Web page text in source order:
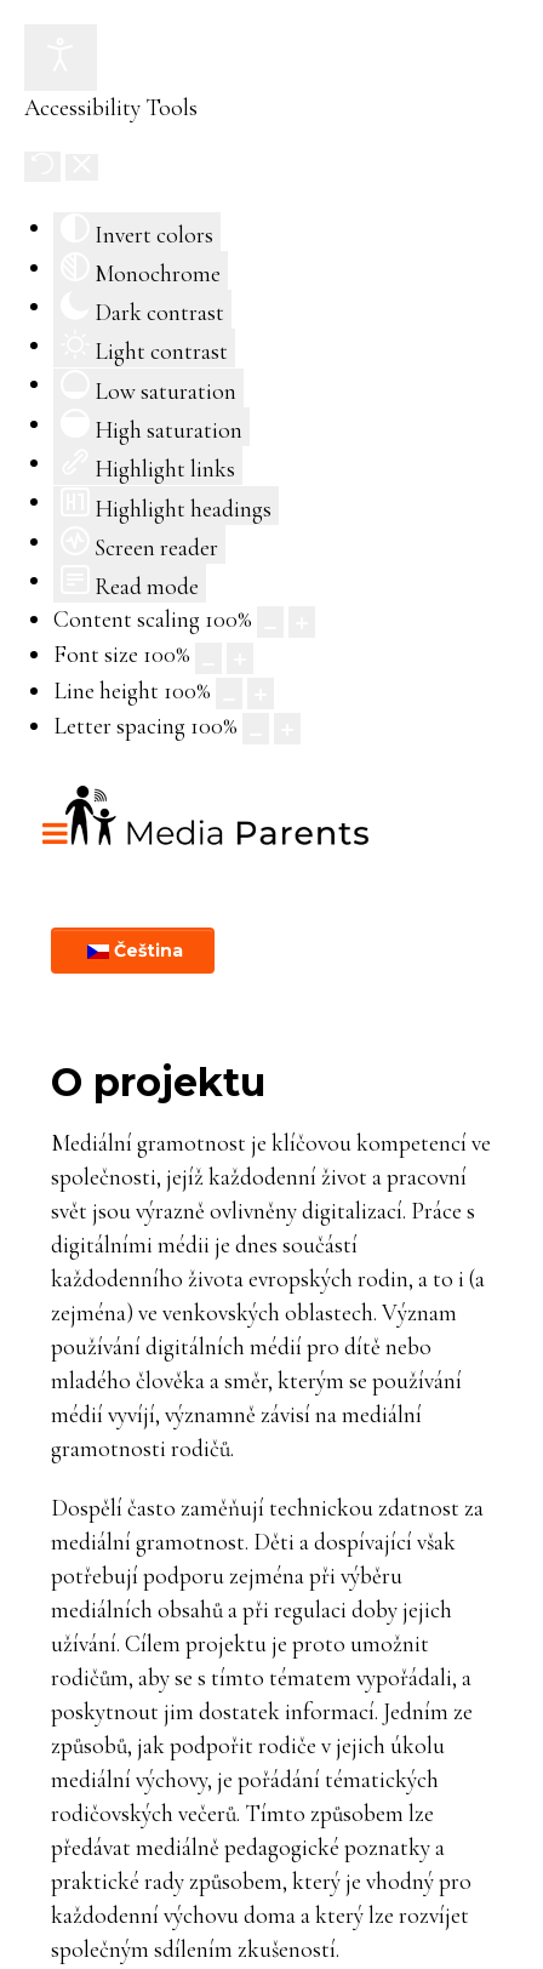
Accessibility Tools
Invert colors
Monochrome
Dark contrast
Light contrast
Low saturation
High saturation
Highlight links
Highlight headings
Screen reader
Read mode
Content scaling 100%
Font size 100%
Line height 100%
Letter spacing 100%
Čeština
O projektu
Mediální gramotnost je klíčovou kompetencí ve
společnosti, jejíž každodenní život a pracovní
svět jsou výrazně ovlivněny digitalizací. Práce s
digitálními médii je dnes součástí
každodenního života evropských rodin, a to i (a
zejména) ve venkovských oblastech. Význam
používání digitálních médií pro dítě nebo
mladého člověka a směr, kterým se používání
médií vyvíjí, významně závisí na mediální
gramotnosti rodičů.
Dospělí často zaměňují technickou zdatnost za
mediální gramotnost. Děti a dospívající však
potřebují podporu zejména při výběru
mediálních obsahů a při regulaci doby jejich
užívání. Cílem projektu je proto umožnit
rodičům, aby se s tímto tématem vypořádali, a
poskytnout jim dostatek informací. Jedním ze
způsobů, jak podpořit rodiče v jejich úkolu
mediální výchovy, je pořádání tématických
rodičovských večerů. Tímto způsobem lze
předávat mediálně pedagogické poznatky a
praktické rady způsobem, který je vhodný pro
každodenní výchovu doma a který lze rozvíjet
společným sdílením zkušeností.